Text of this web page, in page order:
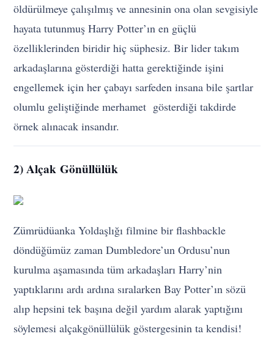
öldürülmeye çalışılmış ve annesinin ona olan sevgisiyle
hayata tutunmuş Harry Potter’ın en güçlü
özelliklerinden biridir hiç süphesiz. Bir lider takım
arkadaşlarına gösterdiği hatta gerektiğinde işini
engellemek için her çabayı sarfeden insana bile şartlar
olumlu geliştiğinde merhamet gösterdiği takdirde
örnek alınacak insandır.
2) Alçak Gönüllülük
Zümrüdüanka Yoldaşlığı filmine bir flashbackle
döndüğümüz zaman Dumbledore’un Ordusu’nun
kurulma aşamasında tüm arkadaşları Harry’nin
yaptıklarını ardı ardına sıralarken Bay Potter’ın sözü
alıp hepsini tek başına değil yardım alarak yaptığını
söylemesi alçakgönüllülük göstergesinin ta kendisi!